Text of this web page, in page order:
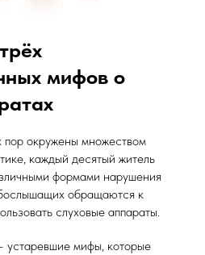
мифов о
пор окружены множеством
каждый десятый житель
формами нарушения
обращаются к
слуховые аппараты.
мифы, которые